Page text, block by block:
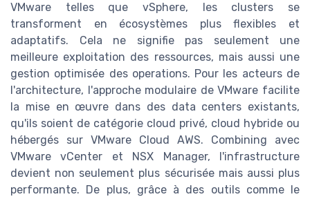
VMware telles que vSphere, les clusters se
transforment en écosystèmes plus flexibles et
adaptatifs. Cela ne signifie pas seulement une
meilleure exploitation des ressources, mais aussi une
gestion optimisée des operations. Pour les acteurs de
l'architecture, l'approche modulaire de VMware facilite
la mise en œuvre dans des data centers existants,
qu'ils soient de catégorie cloud privé, cloud hybride ou
hébergés sur VMware Cloud AWS. Combining avec
VMware vCenter et NSX Manager, l'infrastructure
devient non seulement plus sécurisée mais aussi plus
performante. De plus, grâce à des outils comme le